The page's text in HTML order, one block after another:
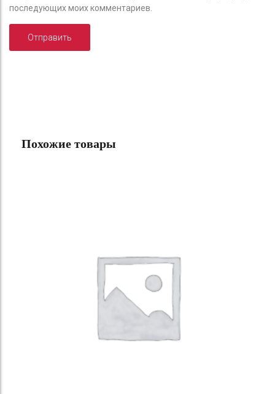
последующих моих комментариев.
Похожие товары